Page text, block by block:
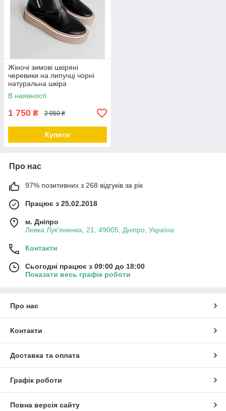
Жіночі зимові шкіряні
черевики на липучці чорні
натуральна шкіра
В наявності
1 750 ₴ 2 050 ₴
Купити
Про нас
97% позитивних з 268 відгуків за рік
Працює з 25.02.2018
м. Дніпро
Левка Лук'яненка, 21, 49005, Дніпро, Україна
Контакти
Сьогодні працює з 09:00 до 18:00
Показати весь графік роботи
Про нас
Контакти
Доставка та оплата
Графік роботи
Повна версія сайту